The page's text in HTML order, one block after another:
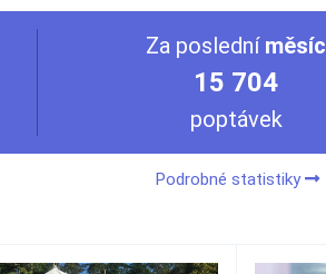
Za poslední měsíc
15 704
poptávek
Podrobné statistiky